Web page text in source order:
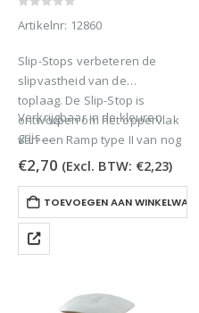
Artikelnr: 12860
Slip-Stops verbeteren de
slipvastheid van de
toplaag. De Slip-Stop is
ontworpen om het oppervlak
van een Ramp type II van nog
meer grip te voorzien.
Verkrijgbaar in de kleuren
grijs…
€2,70 (Excl. BTW: €2,23)
TOEVOEGEN AAN